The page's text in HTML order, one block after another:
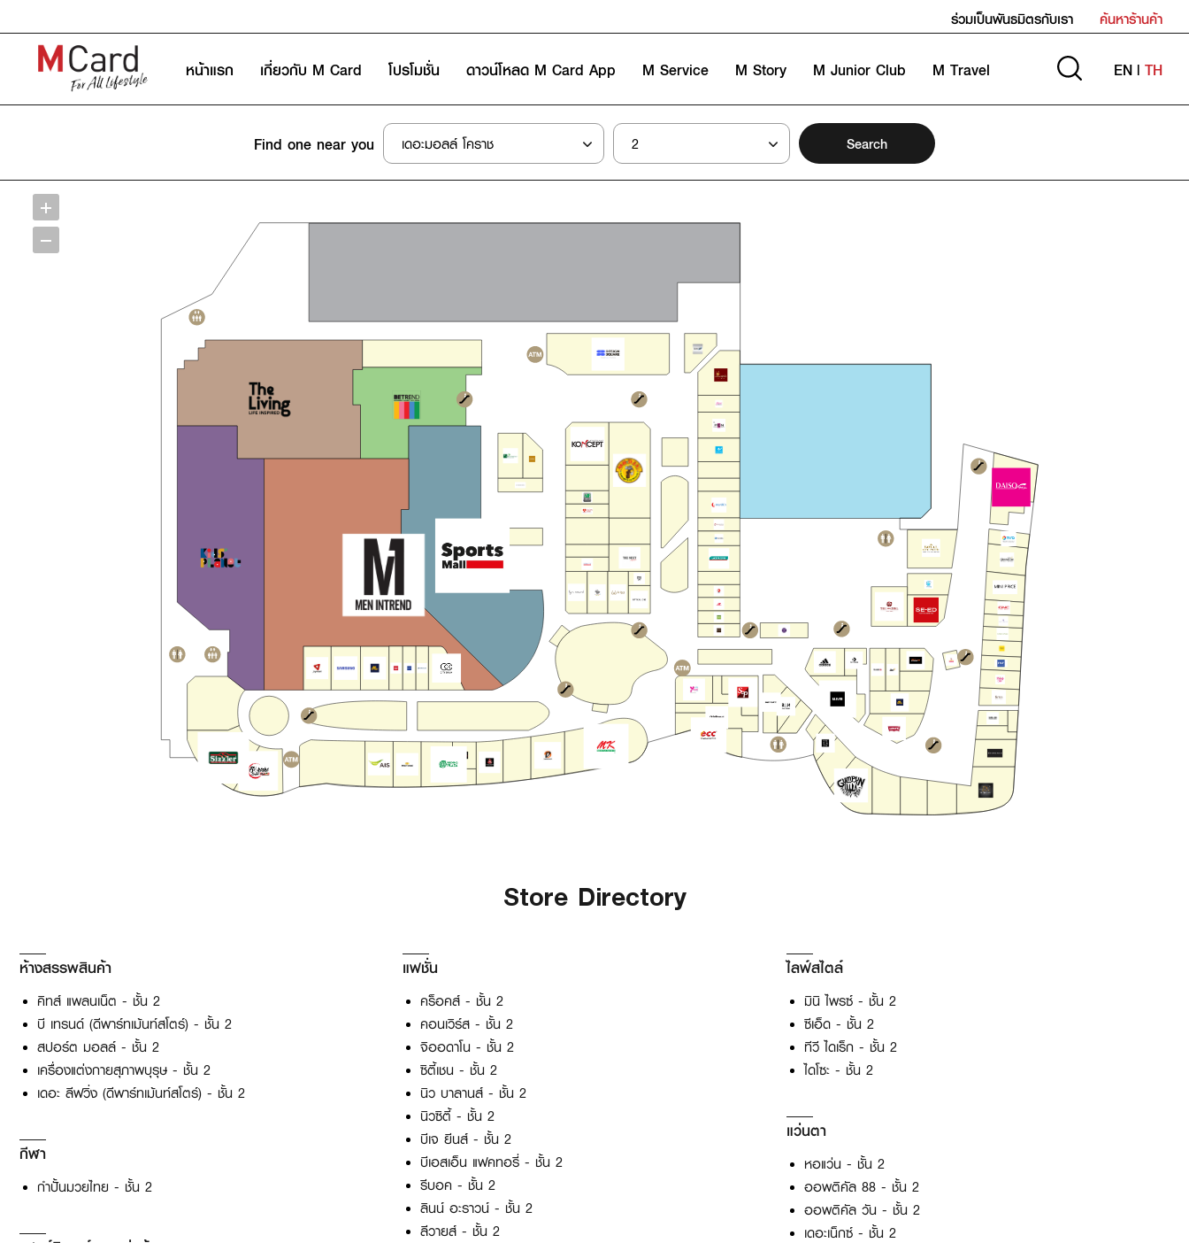
ร่วมเป็นพันธมิตรกับเรา ค้นหาร้านค้า
หน้าแรก เกี่ยวกับ M Card โปรโมชั่น ดาวน์โหลด M Card App M Service M Story M Junior Club M Travel EN | TH
Find one near you Search
Store Directory
ห้างสรรพสินค้า
คิทส์ แพลนเน็ต - ชั้น 2
บี เทรนด์ (ดีพาร์ทเม้นท์สโตร์) - ชั้น 2
สปอร์ต มอลล์ - ชั้น 2
เครื่องแต่งกายสุภาพบุรุษ - ชั้น 2
เดอะ ลีฟวิ่ง (ดีพาร์ทเม้นท์สโตร์) - ชั้น 2
กีฬา
กำปั้นมวยไทย - ชั้น 2
แฟชั่น
คร็อคส์ - ชั้น 2
คอนเวิร์ส - ชั้น 2
จิออดาโน - ชั้น 2
ซิตี้เชน - ชั้น 2
นิว บาลานส์ - ชั้น 2
นิวซิตี้ - ชั้น 2
บีเจ ยีนส์ - ชั้น 2
บีเอสเอ็น แฟคทอรี่ - ชั้น 2
รีบอค - ชั้น 2
ลินน์ อะราวน์ - ชั้น 2
ลีวายส์ - ชั้น 2
ไลฟ์สไตล์
มินิ ไพรซ์ - ชั้น 2
ซีเอ็ด - ชั้น 2
ทีวี ไดเร็ก - ชั้น 2
ไดโซะ - ชั้น 2
แว่นตา
หอแว่น - ชั้น 2
ออพติคัล 88 - ชั้น 2
ออพติคัล วัน - ชั้น 2
เดอะเน็กซ์ - ชั้น 2